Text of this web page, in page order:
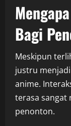
Bagi
Meskipun
justru
anime.
terasa sangat
penonton.